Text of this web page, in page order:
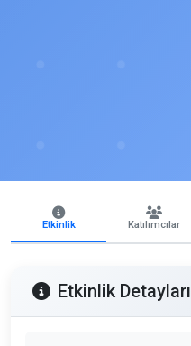
Etkinlik Katılımcılar
Etkinlik Detayları